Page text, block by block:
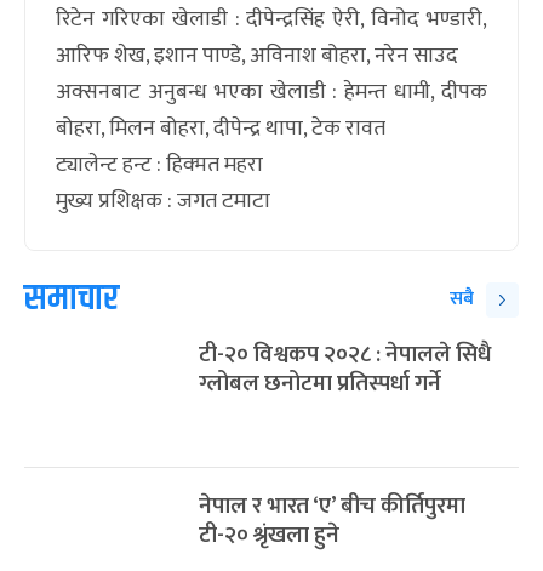
रिटेन गरिएका खेलाडी : दीपेन्द्रसिंह ऐरी, विनोद भण्डारी,
आरिफ शेख, इशान पाण्डे, अविनाश बोहरा, नरेन साउद
अक्सनबाट अनुबन्ध भएका खेलाडी : हेमन्त धामी, दीपक
बोहरा, मिलन बोहरा, दीपेन्द्र थापा, टेक रावत
ट्यालेन्ट हन्ट : हिक्मत महरा
मुख्य प्रशिक्षक : जगत टमाटा
समाचार सबै
टी-२० विश्वकप २०२८ : नेपालले सिधै
ग्लोबल छनोटमा प्रतिस्पर्धा गर्ने
नेपाल र भारत ‘ए’ बीच कीर्तिपुरमा
टी-२० श्रृंखला हुने